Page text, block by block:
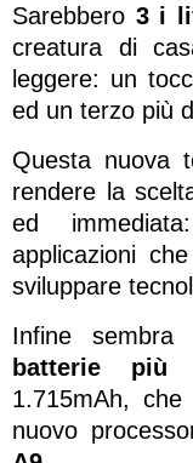
Sarebbero 3 i
creatura di
leggere: un
ed un terzo più
Questa nuova
rendere la
ed
applicazioni
sviluppare
Infine sembra
batterie più
1.715mAh,
nuovo